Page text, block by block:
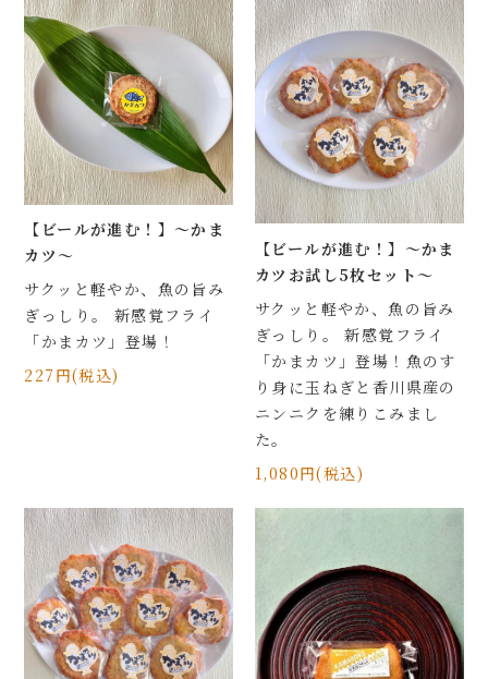
【ビールが進む！】～かま
カツ～
サクッと軽やか、魚の旨み
ぎっしり。 新感覚フライ
「かまカツ」登場！
227円(税込)
【ビールが進む！】～かま
カツお試し5枚セット～
サクッと軽やか、魚の旨み
ぎっしり。 新感覚フライ
「かまカツ」登場！魚のす
り身に玉ねぎと香川県産の
ニンニクを練りこみまし
た。
1,080円(税込)